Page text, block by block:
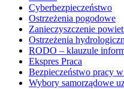
Cyberbezpieczeństwo
Ostrzeżenia pogodowe
Zanieczyszczenie
Ostrzeżenia
RODO – klauzule
Ekspres Praca
Bezpieczeństwo pracy
Wybory samorządowe